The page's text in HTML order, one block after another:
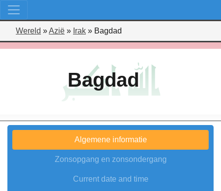
Wereld »Azië » Irak » Bagdad
Bagdad
Algemene informatie
Zonsopgang en zonsondergang
Current date and time